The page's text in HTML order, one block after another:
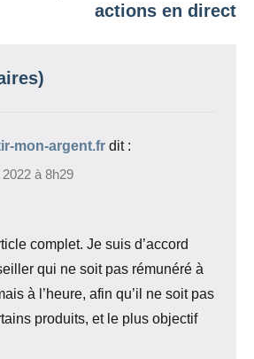
actions en direct
mon-argent.fr dit :
à 8h29
complet. Je suis d’accord
qui ne soit pas rémunéré à
à l’heure, afin qu’il ne soit pas
produits, et le plus objectif